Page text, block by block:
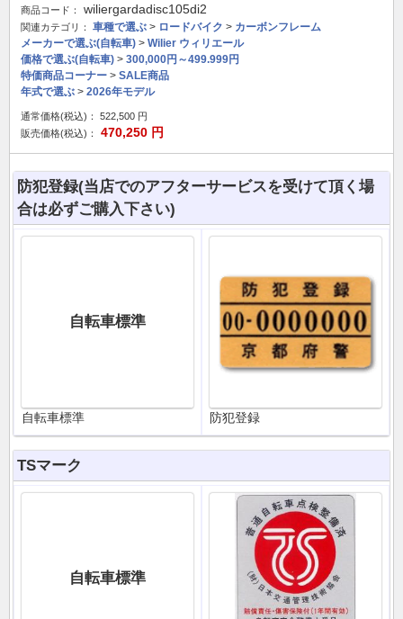
商品コード： wiliergardadisc105di2
関連カテゴリ： 車種で選ぶ > ロードバイク > カーボンフレーム
メーカーで選ぶ(自転車) > Wilier ウィリエール
価格で選ぶ(自転車) > 300,000円～499.999円
特価商品コーナー > SALE商品
年式で選ぶ > 2026年モデル
通常価格(税込)： 522,500 円
販売価格(税込)：
470,250 円
防犯登録(当店でのアフターサービスを受けて頂く場
合は必ずご購入下さい)
自転車標準
自転車標準 防犯登録
TSマーク
自転車標準